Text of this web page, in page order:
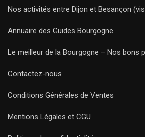
Nos activités entre Dijon et Besançon
Annuaire des Guides Bourgogne
Le meilleur de la Bourgogne – Nos bons
Contactez-nous
Conditions Générales de Ventes
Mentions Légales et CGU